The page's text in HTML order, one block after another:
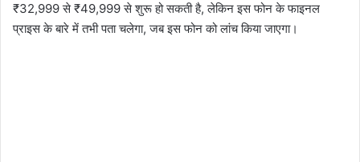
₹32,999 से ₹49,999 से शुरू हो सकती है, लेकिन इस फोन के फाइनल
प्राइस के बारे में तभी पता चलेगा, जब इस फोन को लांच किया जाएगा।